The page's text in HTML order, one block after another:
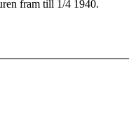
fram till 1/4 1940.